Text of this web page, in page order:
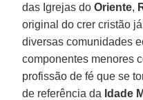
das Igrejas doOriente,
original do crer cristão
diversas comunidades
componentes menores
profissão de fé que se
de referência da Idade